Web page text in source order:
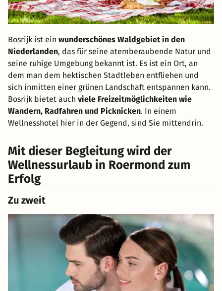
Bosrijk ist ein wunderschönes Waldgebiet in den
Niederlanden, das für seine atemberaubende Natur und
seine ruhige Umgebung bekannt ist. Es ist ein Ort, an
dem man dem hektischen Stadtleben entfliehen und
sich inmitten einer grünen Landschaft entspannen kann.
Bosrijk bietet auch viele Freizeitmöglichkeiten wie
Wandern, Radfahren und Picknicken. In einem
Wellnesshotel hier in der Gegend, sind Sie mittendrin.
Mit dieser Begleitung wird der
Wellnessurlaub in Roermond zum
Erfolg
Zu zweit